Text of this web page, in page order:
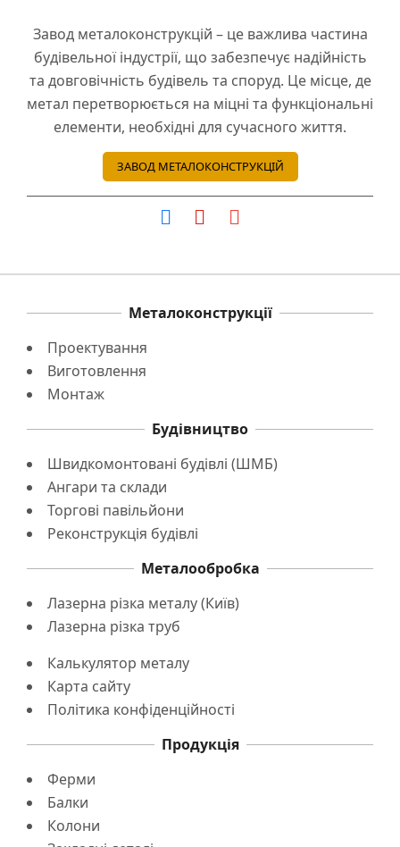
Завод металоконструкцій – це важлива частина
будівельної індустрії, що забезпечує надійність
та довговічність будівель та споруд. Це місце, де
метал перетворюється на міцні та функціональні
елементи, необхідні для сучасного життя.
ЗАВОД МЕТАЛОКОНСТРУКЦІЙ
Металоконструкції
Проектування
Виготовлення
Монтаж
Будівництво
Швидкомонтовані будівлі (ШМБ)
Ангари та склади
Торгові павільйони
Реконструкція будівлі
Металообробка
Лазерна різка металу (Київ)
Лазерна різка труб
Калькулятор металу
Карта сайту
Політика конфіденційності
Продукція
Ферми
Балки
Колони